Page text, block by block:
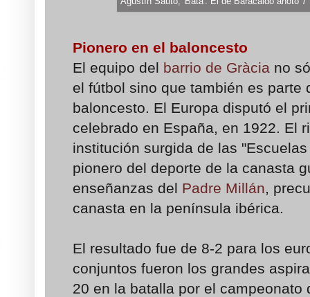
Pionero en el baloncesto
El equipo del barrio de Gràcia no
el fútbol sino que también es parte
baloncesto. El Europa disputó el
celebrado en España, en 1922. El
institución surgida de las
pionero del deporte de la canasta
enseñanzas del Padre Millán,
canasta en la península ibérica.
El resultado fue de 8-2 para los
conjuntos fueron los grandes
20 en la batalla por el campeonato